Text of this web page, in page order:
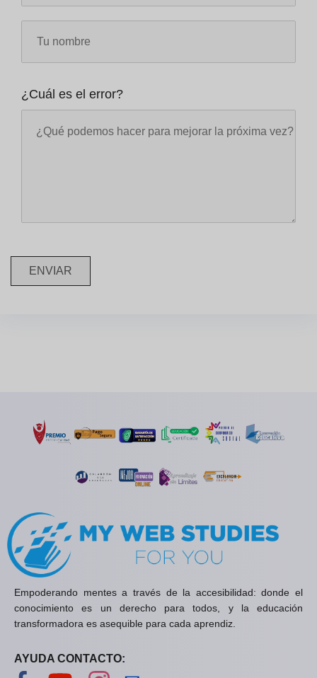
¿Cuál es el error?
ENVIAR
Empoderando mentes a través de la accesibilidad: donde el
conocimiento es un derecho para todos, y la educación
transformadora es asequible para cada aprendiz.
AYUDA CONTACTO:
Visítanos en Facebook
Visítanos en YouTube
Visítanos en Instagram